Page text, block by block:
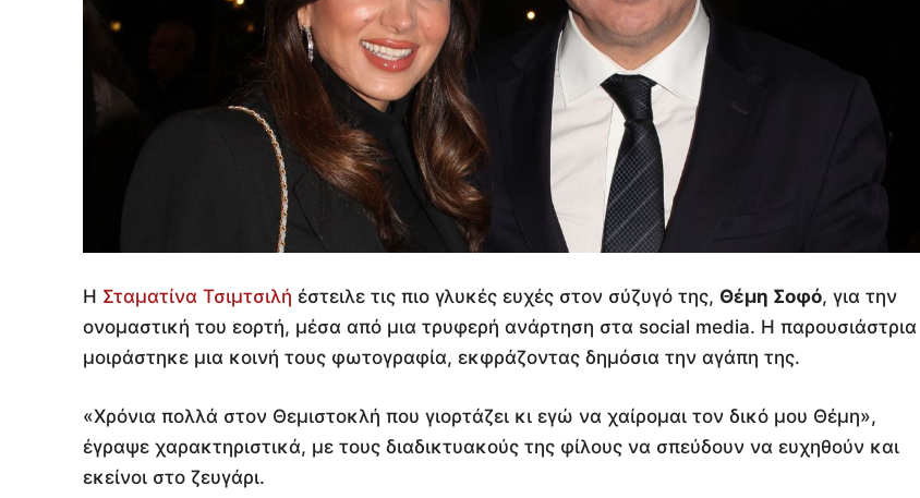
Η Σταματίνα Τσιμτσιλή έστειλε τις πιο γλυκές ευχές στον σύζυγό της, Θέμη Σοφό, για την
ονομαστική του εορτή, μέσα από μια τρυφερή ανάρτηση στα social media. Η παρουσιάστρια
μοιράστηκε μια κοινή τους φωτογραφία, εκφράζοντας δημόσια την αγάπη της.
«Χρόνια πολλά στον Θεμιστοκλή που γιορτάζει κι εγώ να χαίρομαι τον δικό μου Θέμη»,
έγραψε χαρακτηριστικά, με τους διαδικτυακούς της φίλους να σπεύδουν να ευχηθούν και
εκείνοι στο ζευγάρι.